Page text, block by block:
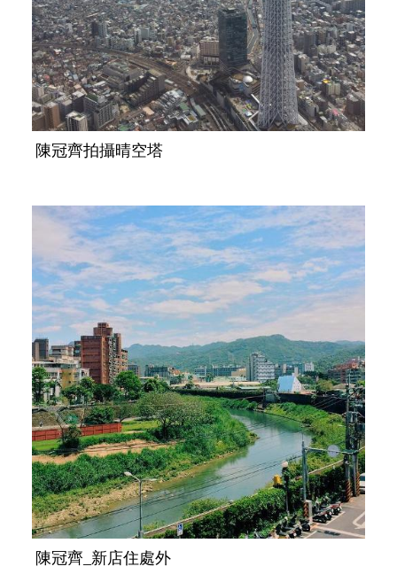
陳冠齊拍攝晴空塔
陳冠齊_新店住處外